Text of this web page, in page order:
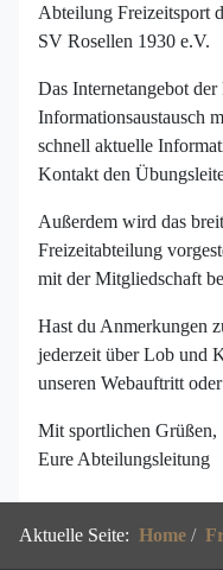
Abteilung Freizeitsport
SV Rosellen 1930 e.V.
Das Internetangebot
Informationsaustausch
schnell aktuelle
Kontakt den
Außerdem wird das
Freizeitabteilung
mit der Mitgliedschaft
Hast du Anmerkungen
jederzeit über Lob und
unseren Webauftritt
Mit sportlichen Grüßen,
Eure Abteilungsleitung
Aktuelle Seite: Home